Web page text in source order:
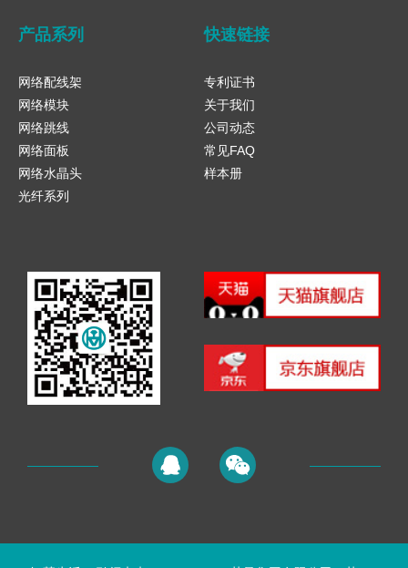
产品系列
网络配线架
网络模块
网络跳线
网络面板
网络水晶头
光纤系列
快速链接
专利证书
关于我们
公司动态
常见FAQ
样本册